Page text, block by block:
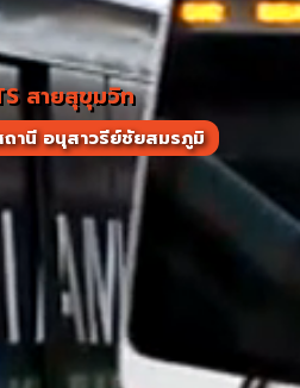
สายสุขุมวิท
านี อนุสาวรีย์ชัยสมรภูมิ